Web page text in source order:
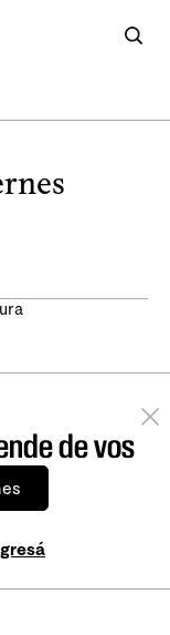
de vos